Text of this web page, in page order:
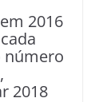
2016
número
2018